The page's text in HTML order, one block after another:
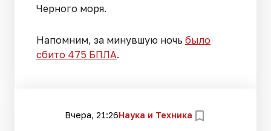
Черного моря.
Напомним, за минувшую ночь было
сбито 475 БПЛА.
Вчера, 21:26Наука и Техника